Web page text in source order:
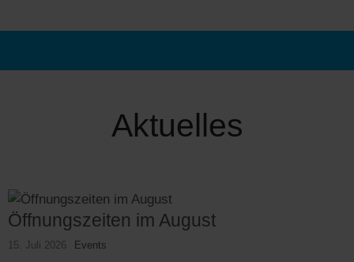
Aktuelles
Öffnungszeiten im August
15. Juli 2026 Events